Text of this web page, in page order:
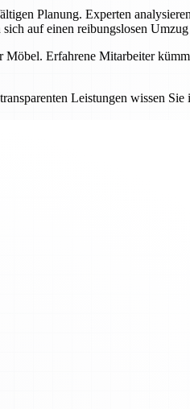
Planung. Experten
auf einen reibungslosen
Möbel. Erfahrene Mitarbeiter
Leistungen wissen Sie